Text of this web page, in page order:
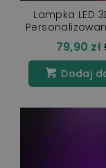
Lampka LED
Napisem79,90 zł
Dodaj